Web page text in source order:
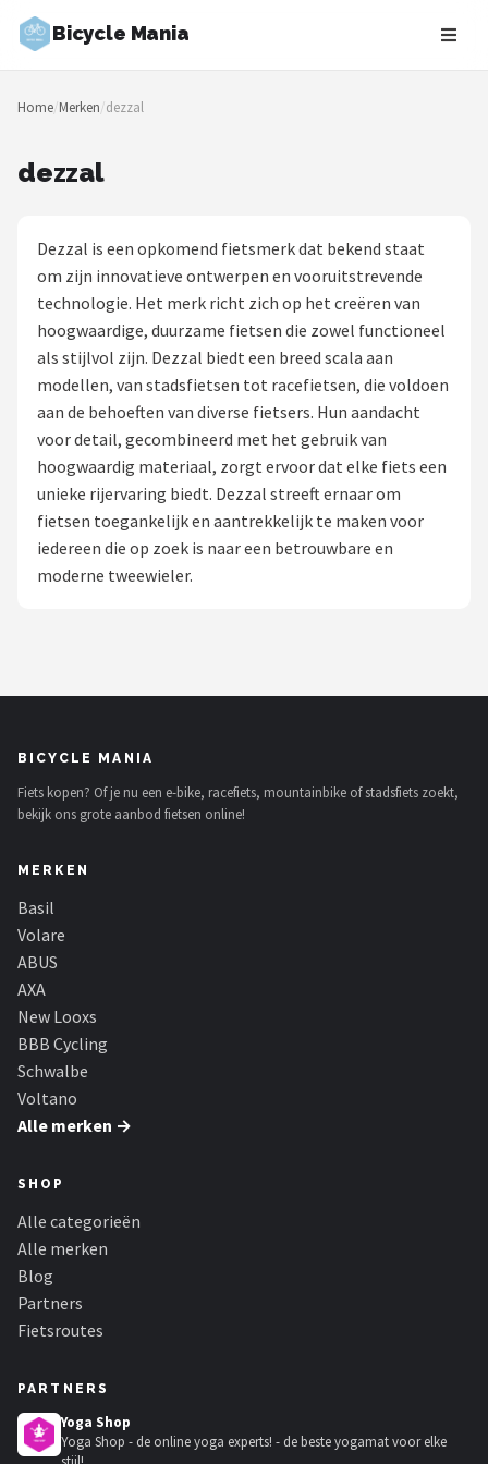
Bicycle Mania
Zoeken
NAVIGATIE
Blog
Fietsroutes
Kinderfietsen
Stadsfietsen
Elektrische fietsen
Mountainbikes
Shop
ABUS
AXA
New Looxs
BBB Cycling
Schwalbe
Voltano
Shimano
Home/Merken/dezzal
dezzal
Dezzal is een opkomend fietsmerk dat bekend staat
om zijn innovatieve ontwerpen en vooruitstrevende
technologie. Het merk richt zich op het creëren van
hoogwaardige, duurzame fietsen die zowel functioneel
als stijlvol zijn. Dezzal biedt een breed scala aan
modellen, van stadsfietsen tot racefietsen, die voldoen
aan de behoeften van diverse fietsers. Hun aandacht
voor detail, gecombineerd met het gebruik van
hoogwaardig materiaal, zorgt ervoor dat elke fiets een
unieke rijervaring biedt. Dezzal streeft ernaar om
fietsen toegankelijk en aantrekkelijk te maken voor
iedereen die op zoek is naar een betrouwbare en
moderne tweewieler.
BICYCLE MANIA
Fiets kopen? Of je nu een e-bike, racefiets, mountainbike of stadsfiets zoekt,
bekijk ons grote aanbod fietsen online!
MERKEN
Basil
Volare
ABUS
AXA
New Looxs
BBB Cycling
Schwalbe
Voltano
Alle merken →
SHOP
Alle categorieën
Alle merken
Blog
Partners
Fietsroutes
PARTNERS
Yoga Shop
Yoga Shop - de online yoga experts! - de beste yogamat voor elke